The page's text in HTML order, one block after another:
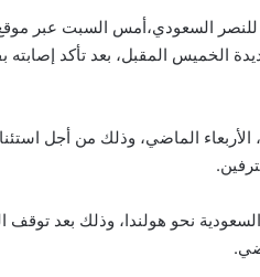
السعودي،أمس السبت عبر
الخميس المقبل، بعد تأكد
الأربعاء الماضي، وذلك من أجل
نحو هولندا، وذلك بعد